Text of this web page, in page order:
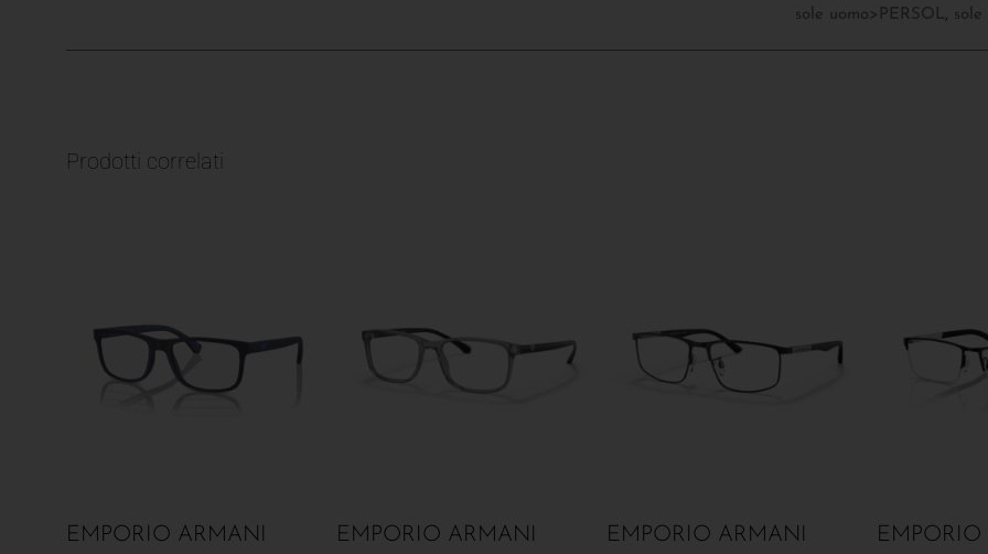
sole uomo>PERSOL, sole
Prodotti correlati
EMPORIO ARMANI EMPORIO ARMANI EMPORIO ARMANI